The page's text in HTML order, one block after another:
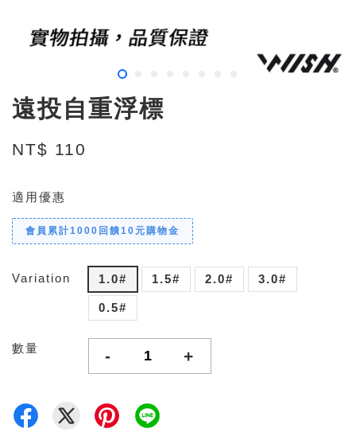
遠投自重浮標
NT$ 110
適用優惠
會員累計1000回饋10元購物金
Variation 1.0# 1.5# 2.0# 3.0#
0.5#
數量 - +